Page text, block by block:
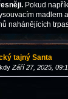
Pokud
nahánějících
tajný Santa
kdy Září 27, 2025,